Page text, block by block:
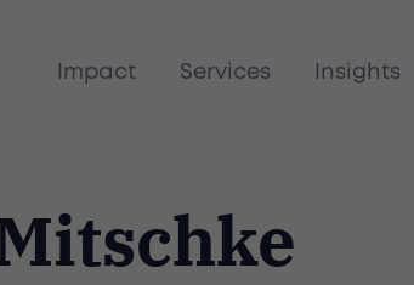
Impact Services Insights